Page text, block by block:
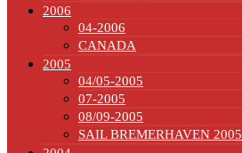
2006
04-2006
CANADA
2005
04/05-2005
07-2005
08/09-2005
SAIL BREMERHAVEN 2005